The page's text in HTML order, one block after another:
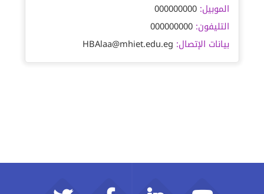
الموبيل: 000000000
التليفون: 000000000
بيانات الإتصال: HBAlaa@mhiet.edu.eg